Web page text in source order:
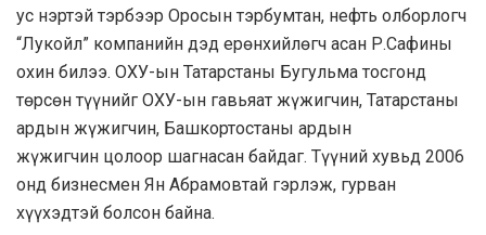
ус нэртэй тэрбээр Оросын тэрбумтан, нефть олборлогч
“Лукойл” компанийн дэд ерөнхийлөгч асан Р.Сафины
охин билээ. ОХУ-ын Татарстаны Бугульма тосгонд
төрсөн түүнийг ОХУ-ын гавьяат жүжигчин, Татарстаны
ардын жүжигчин, Башкортостаны ардын
жүжигчин цолоор шагнасан байдаг. Түүний хувьд 2006
онд бизнесмен Ян Абрамовтай гэрлэж, гурван
хүүхэдтэй болсон байна.